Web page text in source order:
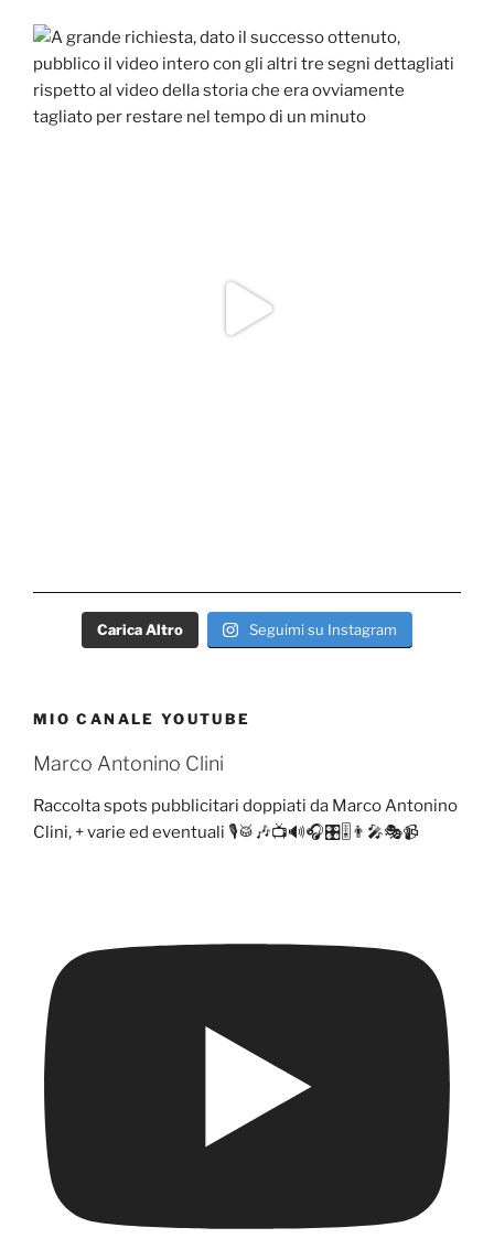
Carica Altro Seguimi su Instagram
MIO CANALE YOUTUBE
Marco Antonino Clini
Raccolta spots pubblicitari doppiati da Marco Antonino
Clini, + varie ed eventuali 🎙️🥁🎶📺🔊🎧🎛️🎚️👨‍🎤🎭📹